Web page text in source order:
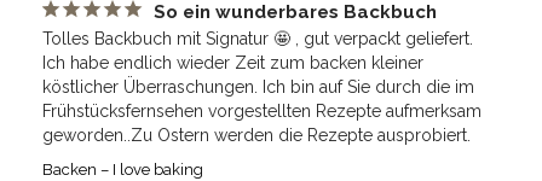
So ein wunderbares Backbuch
Tolles Backbuch mit Signatur 🤩 , gut verpackt geliefert.
Ich habe endlich wieder Zeit zum backen kleiner
köstlicher Überraschungen. Ich bin auf Sie durch die im
Frühstücksfernsehen vorgestellten Rezepte aufmerksam
geworden..Zu Ostern werden die Rezepte ausprobiert.
Backen – I love baking